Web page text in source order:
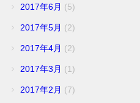
2017年6月 (5)
2017年5月 (2)
2017年4月 (2)
2017年3月 (1)
2017年2月 (7)